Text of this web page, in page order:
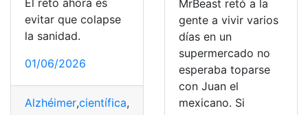
El reto ahora es
evitar que colapse
la sanidad.
01/06/2026
Alzhéimer,científica, Evitar,predecir
MrBeast retó a la
gente a vivir varios
días en un
supermercado no
esperaba toparse
con Juan el
mexicano. Si